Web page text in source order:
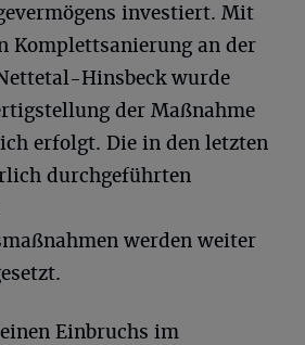
investiert. Mit
Komplettsanierung an der
Hinsbeck wurde
der Maßnahme
erfolgt. Die in den letzten
durchgeführten
werden weiter
Einbruchs im